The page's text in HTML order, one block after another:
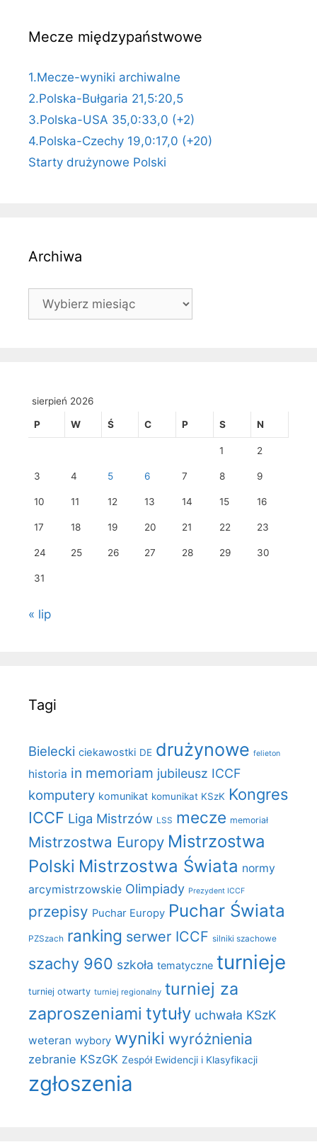
Mecze międzypaństwowe
1.Mecze-wyniki archiwalne
2.Polska-Bułgaria 21,5:20,5
3.Polska-USA 35,0:33,0 (+2)
4.Polska-Czechy 19,0:17,0 (+20)
Starty drużynowe Polski
Archiwa
Archiwa
sierpień 2026
P W Ś C P S N
1 2
3 4 5 6 7 8 9
10 11 12 13 14 15 16
17 18 19 20 21 22 23
24 25 26 27 28 29 30
31
« lip
Tagi
Bielecki ciekawostki DE drużynowe felieton
historia in memoriam jubileusz ICCF
komputery komunikat komunikat KSzK Kongres
ICCF Liga Mistrzów LSS mecze memoriał
Mistrzostwa Europy Mistrzostwa
Polski Mistrzostwa Świata normy
arcymistrzowskie Olimpiady Prezydent ICCF
przepisy Puchar Europy Puchar Świata
PZSzach ranking serwer ICCF silniki szachowe
szachy 960 szkoła tematyczne turnieje
turniej otwarty turniej regionalny turniej za
zaproszeniami tytuły uchwała KSzK
weteran wybory wyniki wyróżnienia
zebranie KSzGK Zespół Ewidencji i Klasyfikacji
zgłoszenia